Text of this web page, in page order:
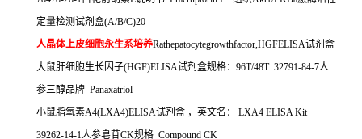
定量检测试剂盒(A/B/C)20
人晶体上皮细胞永生系培养Rathepatocytegrowthfactor,HGFELISA试剂盒
大鼠肝细胞生长因子(HGF)ELISA试剂盒规格： 96T/48T 32791-84-7人
参三醇品牌 Panaxatriol
小鼠脂氧素A4(LXA4)ELISA试剂盒 ，英文名：
LXA4 ELISA Kit
39262-14-1人参皂苷CK规格 Compound CK